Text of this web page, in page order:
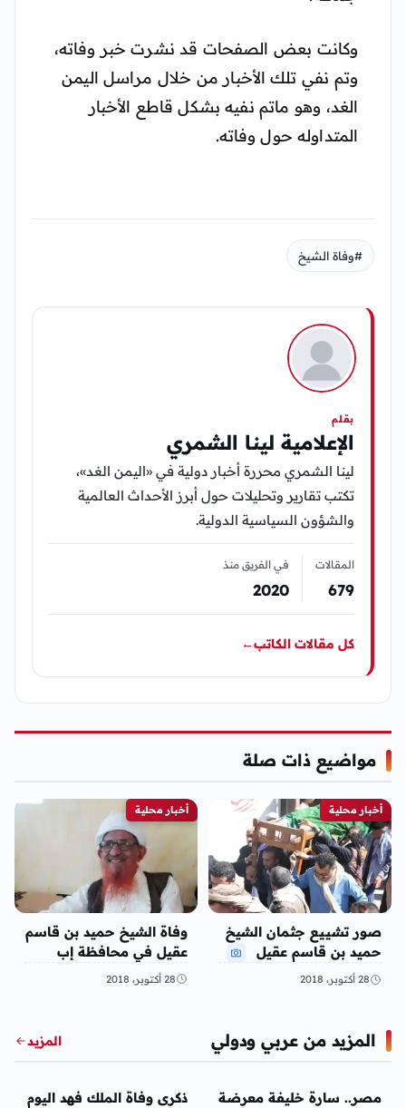
وكانت بعض الصفحات قد نشرت خبر وفاته،
وتم نفي تلك الأخبار من خلال مراسل اليمن
الغد، وهو ماتم نفيه بشكل قاطع الأخبار
المتداوله حول وفاته.
#وفاة الشيخ
بقلم
الإعلامية لينا الشمري
لينا الشمري محررة أخبار دولية في «اليمن الغد»،
تكتب تقارير وتحليلات حول أبرز الأحداث العالمية
والشؤون السياسية الدولية.
المقالات
679
في الفريق منذ
2020
كل مقالات الكاتب←
مواضيع ذات صلة
أخبار محلية
صور تشييع جثمان الشيخ
حميد بن قاسم عقيل
28 أكتوبر، 2018
أخبار محلية
وفاة الشيخ حميد بن قاسم
عقيل في محافظة إب
28 أكتوبر، 2018
المزيد من عربي ودولي المزيد
مصر.. سارة خليفة معرضة
عربي ودولي
ذكرى وفاة الملك فهد اليوم